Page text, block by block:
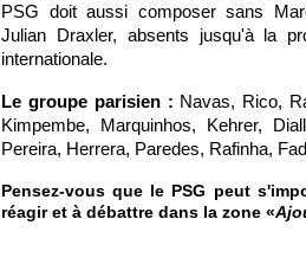
PSG doit aussi composer sans
Julian Draxler, absents jusqu'à la
internationale.
Le groupe parisien : Navas, Rico,
Kimpembe, Marquinhos, Kehrer,
Pereira, Herrera, Paredes, Rafinha,
Pensez-vous que le PSG peut
réagir et à débattre dans la zone «